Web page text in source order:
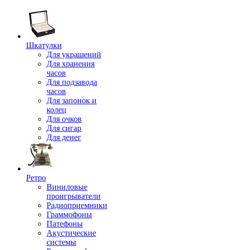
Шкатулки
Для украшений
Для хранения
часов
Для подзавода
часов
Для запонок и
колец
Для очков
Для сигар
Для денег
Ретро
Виниловые
проигрыватели
Радиоприемники
Граммофоны
Патефоны
Акустические
системы